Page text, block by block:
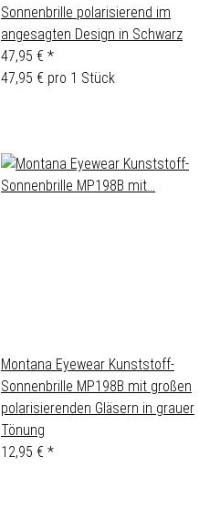
Sonnenbrille polarisierend im
angesagten Design in Schwarz
47,95 € *
47,95 € pro 1 Stück
Montana Eyewear Kunststoff-
Sonnenbrille MP198B mit großen
polarisierenden Gläsern in grauer
Tönung
12,95 € *